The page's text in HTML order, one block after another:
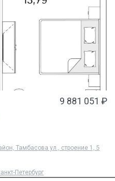
9 881 051 ₽
Тамбасова ул., строение 1, 5
Петербург